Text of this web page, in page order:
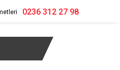
0236 312 27 98